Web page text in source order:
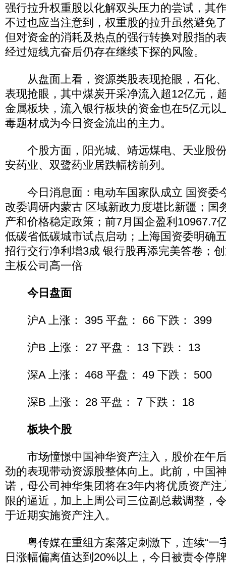
强行拉升权重股以化解双头压力的尝试，其
不过也应当注意到，权重股的拉升虽然避免
但对资金的消耗及热点的强行转换对股指的
经过短线亢奋后仍存在继续下探的风险。
从盘面上看，资源类股表现抢眼，石化
表现抢眼，其中煤炭开采净流入超12亿元，
金属板块，流入银行板块的资金也在5亿元
毒题材成为今日资金流出的主力。
个股方面，阳光城、靖远煤电、天业股
安药业、双鹭药业居跌幅榜前列。
今日消息面：电动车国家队成立 国资委
改委调研内蒙古 区域新政力度堪比新疆；国
产和价格稳定政策；前7月国企盈利10967.7
低碳省低碳城市试点启动；上海国资委明确
招行交行净利增3成 银行股再添完美答卷；
主板公司高一倍
今日盘面
沪A 上涨： 395 平盘： 66 下跌： 399
沪B 上涨： 27 平盘： 13 下跌： 13
深A 上涨： 468 平盘： 49 下跌： 500
深B 上涨： 28 平盘： 7 下跌： 18
板块个股
市场憧憬中国神华资产注入，股价在午
劲的表现带动资源股整体向上。此前，中国
诺，母公司神华集团将在3年内将优质资产
限的逼近，加上上周公司三位副总裁调整，
于近期实施资产注入。
粤传媒在重组方案落定刺激下，连续“一
日涨幅偏离值达到20%以上，今日被责令停